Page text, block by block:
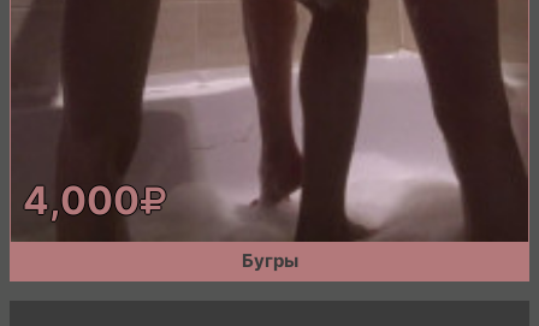
4,000
Бугры